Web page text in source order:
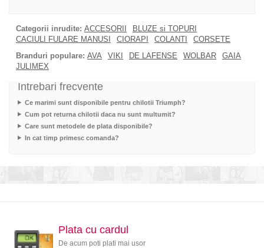
Categorii inrudite: ACCESORII
BLUZE si TOPURI
CACIULI FULARE MANUSI
CIORAPI COLANTI
CORSETE
Branduri populare: AVA VIKI DE LAFENSE WOLBAR
GAIA
JULIMEX
Intrebari frecvente
Ce marimi sunt disponibile pentru chilotii Triumph?
Cum pot returna chilotii daca nu sunt multumit?
Care sunt metodele de plata disponibile?
In cat timp primesc comanda?
Plata cu cardul
De acum poti plati mai usor